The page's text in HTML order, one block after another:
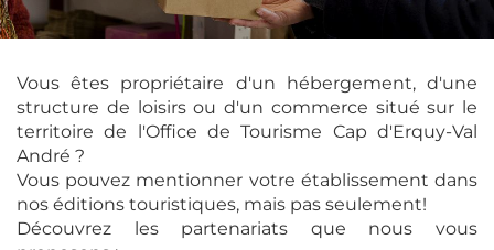
Vous êtes propriétaire d'un hébergement, d'une
structure de loisirs ou d'un commerce situé sur le
territoire de l'Office de Tourisme Cap d'Erquy-Val
André ?
Vous pouvez mentionner votre établissement dans
nos éditions touristiques, mais pas seulement!
Découvrez les partenariats que nous vous